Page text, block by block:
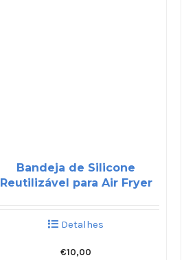
Bandeja de Silicone
Reutilizável para Air Fryer
Detalhes
€10,00